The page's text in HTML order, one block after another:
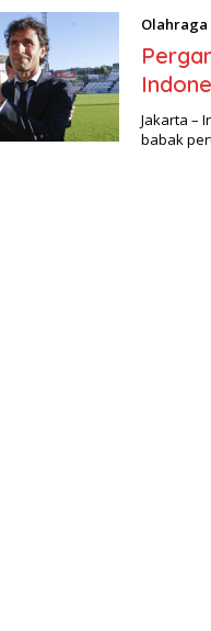
Olahraga
Jakarta –
babak